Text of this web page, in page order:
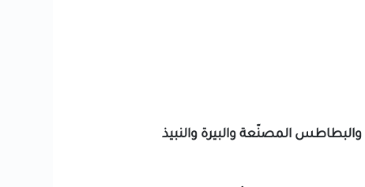
المصنّعة والبيرة والنبيذ